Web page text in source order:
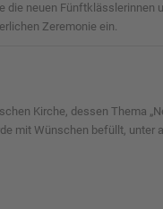
die neuen
Zeremonie ein.
Kirche, dessen Thema
mit Wünschen befüllt,